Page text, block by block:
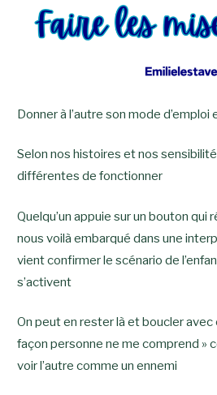
Donner à l’autre son mode
Selon nos histoires et nos
différentes de fonctionner
Quelqu’un appuie sur un bouton
nous voilà embarqué dans une
vient confirmer le scénario de
s’activent
On peut en rester là et boucler avec
façon personne ne me comprend »
voir l’autre comme un ennemi